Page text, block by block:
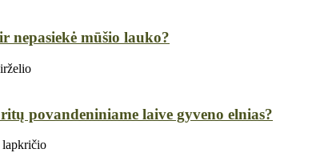
nepasiekė mūšio lauko?
povandeniniame laive gyveno elnias?
lapkričio